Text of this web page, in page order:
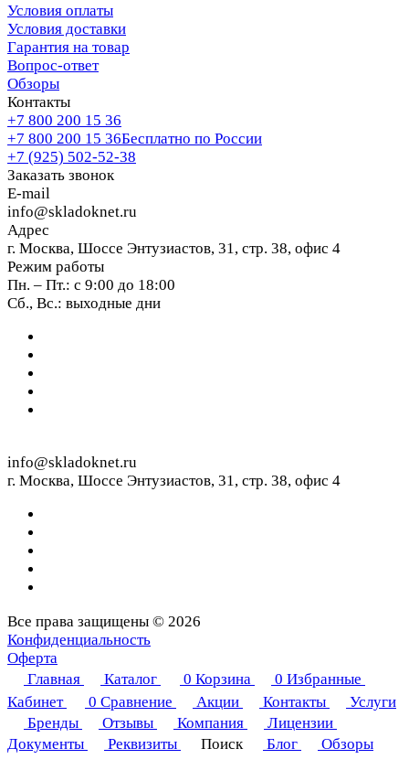
Условия оплаты
Условия доставки
Гарантия на товар
Вопрос-ответ
Обзоры
Контакты
+7 800 200 15 36
+7 800 200 15 36Бесплатно по России
+7 (925) 502-52-38
Заказать звонок
E-mail
info@skladoknet.ru
Адрес
г. Москва, Шоссе Энтузиастов, 31, стр. 38, офис 4
Режим работы
Пн. – Пт.: с 9:00 до 18:00
Сб., Вс.: выходные дни
info@skladoknet.ru
г. Москва, Шоссе Энтузиастов, 31, стр. 38, офис 4
Все права защищены © 2026
Конфиденциальность
Оферта
Главная
Каталог 0 Корзина 0 Избранные
Кабинет
0 Сравнение Акции Контакты
Услуги
Бренды
Отзывы Компания
Лицензии
Документы
Реквизиты Поиск Блог Обзоры